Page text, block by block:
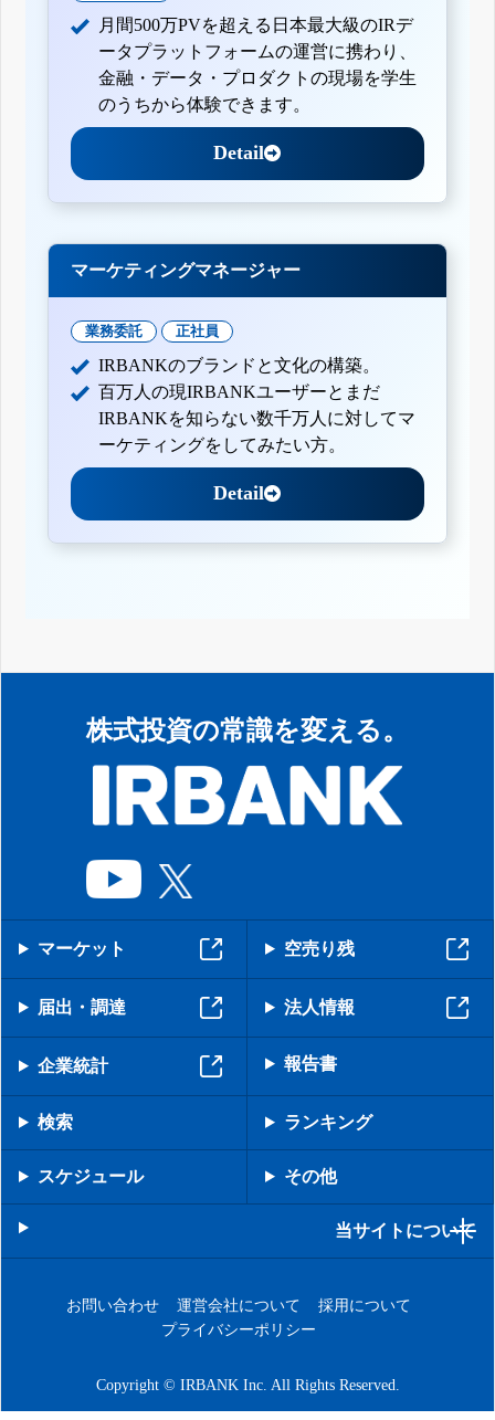
月間500万PVを超える日本最大級のIRデ
ータプラットフォームの運営に携わり、
金融・データ・プロダクトの現場を学生
のうちから体験できます。
Detail
マーケティングマネージャー
業務委託 正社員
IRBANKのブランドと文化の構築。
百万人の現IRBANKユーザーとまだ
IRBANKを知らない数千万人に対してマ
ーケティングをしてみたい方。
Detail
株式投資の常識を変える。
マーケット 空売り残
届出・調達 法人情報
企業統計 報告書
検索 ランキング
スケジュール その他
当サイトについて
お問い合わせ 運営会社について
採用について
プライバシーポリシー
Copyright © IRBANK Inc. All Rights Reserved.